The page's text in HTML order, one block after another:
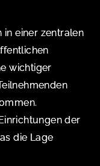
in einer zentralen
wichtiger
der
die Lage